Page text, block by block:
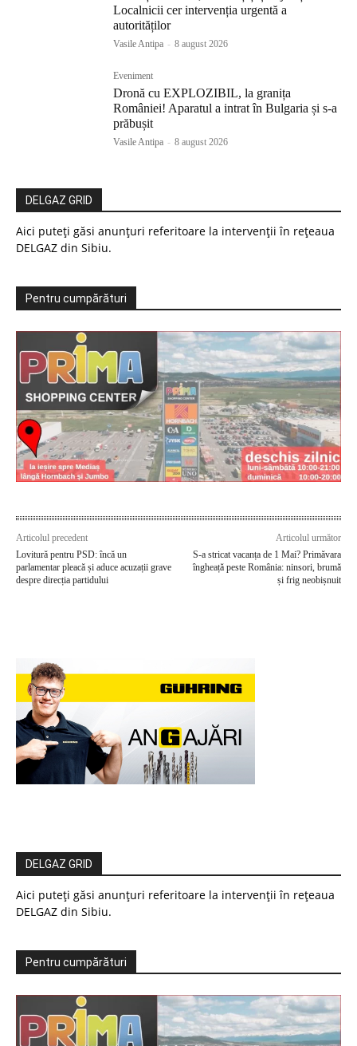
Localnicii cer intervenția urgentă a
autorităților
Vasile Antipa - 8 august 2026
Eveniment
Dronă cu EXPLOZIBIL, la granița
României! Aparatul a intrat în Bulgaria și s-a
prăbușit
Vasile Antipa - 8 august 2026
DELGAZ GRID
Aici puteți găsi anunțuri referitoare la intervenții în rețeaua
DELGAZ din Sibiu.
Pentru cumpărături
Articolul precedent
Lovitură pentru PSD: încă un
parlamentar pleacă și aduce acuzații grave
despre direcția partidului
Articolul următor
S-a stricat vacanța de 1 Mai? Primăvara
îngheață peste România: ninsori, brumă
și frig neobișnuit
DELGAZ GRID
Aici puteți găsi anunțuri referitoare la intervenții în rețeaua
DELGAZ din Sibiu.
Pentru cumpărături